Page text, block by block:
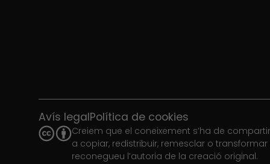
Avís legalPolítica de cookies
Creiem que el coneixement s’ha de
a copiar, redistribuir, remesclar o
reconegueu l’autoria de la creació original.